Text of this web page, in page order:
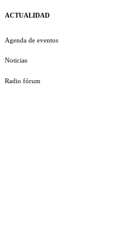
ACTUALIDAD
Agenda de eventos
Noticias
Radio fórum